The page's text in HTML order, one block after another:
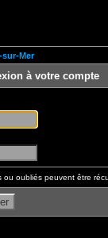
Mer
à votre compte
ou oubliés peuvent être